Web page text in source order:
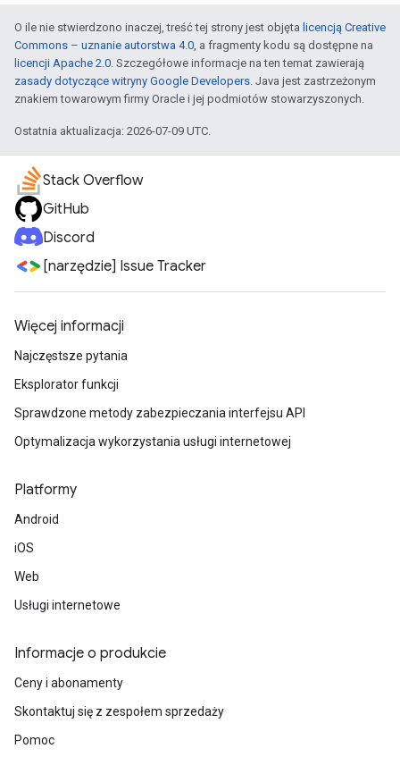
O ile nie stwierdzono inaczej, treść tej strony jest objęta licencją Creative
Commons – uznanie autorstwa 4.0, a fragmenty kodu są dostępne na
licencji Apache 2.0. Szczegółowe informacje na ten temat zawierają
zasady dotyczące witryny Google Developers. Java jest zastrzeżonym
znakiem towarowym firmy Oracle i jej podmiotów stowarzyszonych.
Ostatnia aktualizacja: 2026-07-09 UTC.
Stack Overflow
GitHub
Discord
[narzędzie] Issue Tracker
Więcej informacji
Najczęstsze pytania
Eksplorator funkcji
Sprawdzone metody zabezpieczania interfejsu API
Optymalizacja wykorzystania usługi internetowej
Platformy
Android
iOS
Web
Usługi internetowe
Informacje o produkcie
Ceny i abonamenty
Skontaktuj się z zespołem sprzedaży
Pomoc